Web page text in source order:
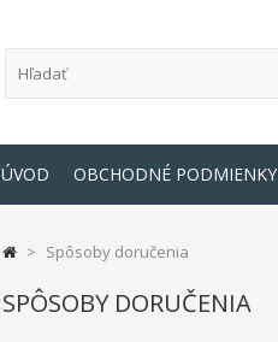
ÚVOD OBCHODNÉ PODMIENKY
> Spôsoby doručenia
SPÔSOBY DORUČENIA